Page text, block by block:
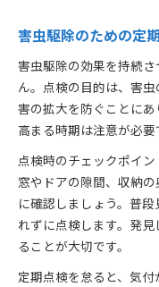
害虫駆除のための定
害虫駆除の効果を持続
ん。点検の目的は、害
害の拡大を防ぐことに
高まる時期は注意が必要
点検時のチェックポイン
窓やドアの隙間、収納
に確認しましょう。普
れずに点検します。発
ることが大切です。
定期点検を怠ると、気